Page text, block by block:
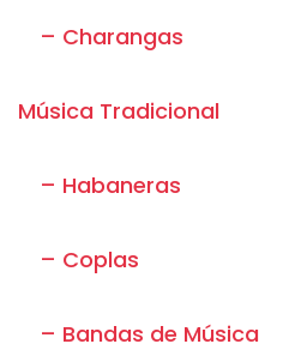
– Charangas
Música Tradicional
– Habaneras
– Coplas
– Bandas de Música